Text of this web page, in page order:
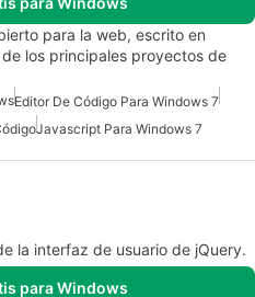
para la web, escrito en
los principales proyectos de
Editor De Código Para Windows 7
Javascript Para Windows 7
la interfaz de usuario de jQuery.
para Windows